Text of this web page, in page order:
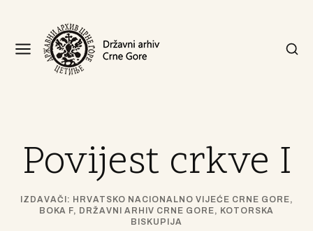
Povijest crkve I
IZDAVAČI: HRVATSKO NACIONALNO VIJEĆE CRNE GORE,
BOKA F, DRŽAVNI ARHIV CRNE GORE, KOTORSKA
BISKUPIJA